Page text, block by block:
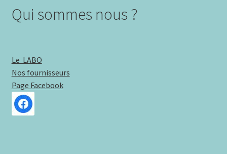
Qui sommes nous ?
Le LABO
Nos fournisseurs
Page Facebook